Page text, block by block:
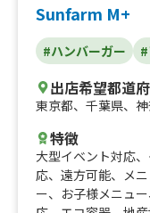
Sunfarm M+
#ハンバーガー
出店希望都道
東京都、 千葉県、
特徴
大型イベント対応、
応、 遠方可能、 メ
ー、 お子様メニュー